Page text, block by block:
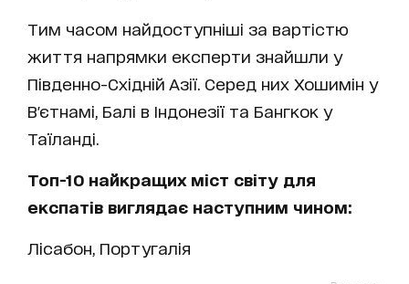
Тим часом найдоступніші за вартістю
життя напрямки експерти знайшли у
Південно-Східній Азії. Серед них Хошимін у
В'єтнамі, Балі в Індонезії та Бангкок у
Таїланді.
Топ-10 найкращих міст світу для
експатів виглядає наступним чином:
Лісабон, Португалія